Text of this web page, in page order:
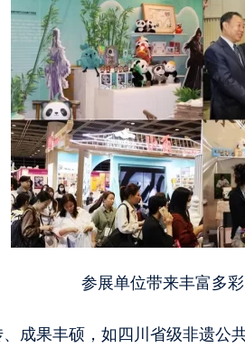
参展单位带来丰富多
成果丰硕，如四川省级非遗公